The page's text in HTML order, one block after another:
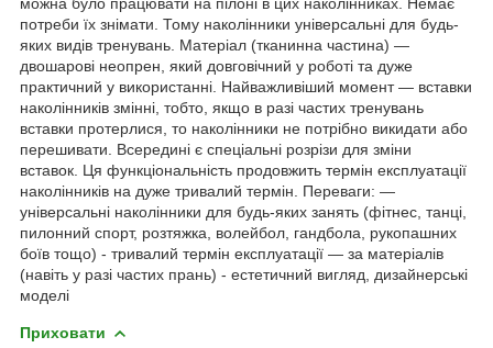
потреби їх знімати. Тому наколінники універсальні для будь-
яких видів тренувань. Матеріал (тканинна частина) —
двошарові неопрен, який довговічний у роботі та дуже
практичний у використанні. Найважливіший момент — вставки
наколінників змінні, тобто, якщо в разі частих тренувань
вставки протерлися, то наколінники не потрібно викидати або
перешивати. Всередині є спеціальні розрізи для зміни
вставок. Ця функціональність продовжить термін експлуатації
наколінників на дуже тривалий термін. Переваги: —
універсальні наколінники для будь-яких занять (фітнес, танці,
пилонний спорт, розтяжка, волейбол, гандбола, рукопашних
боїв тощо) - тривалий термін експлуатації — за матеріалів
(навіть у разі частих прань) - естетичний вигляд, дизайнерські
моделі
Приховати